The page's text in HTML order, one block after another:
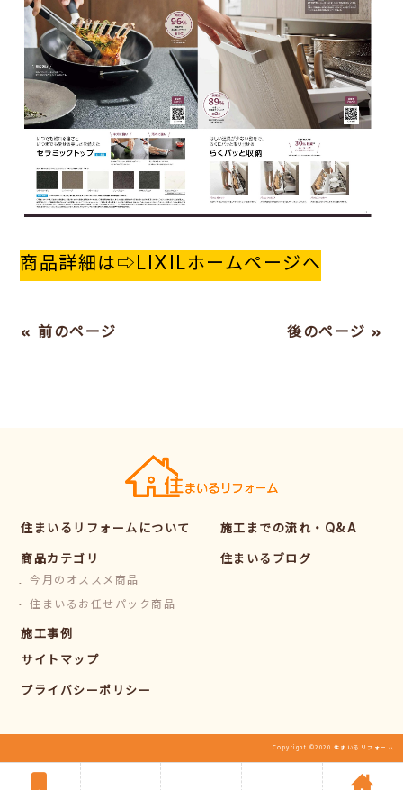
商品詳細は⇨LIXILホームページへ
« 前のページ 後のページ »
住まいるリフォームについて
商品カテゴリ
今月のオススメ商品
住まいるお任せパック商品
施工事例
施工までの流れ・Q&A
住まいるブログ
サイトマップ
プライバシーポリシー
Copyright ©2020 住まいるリフォーム